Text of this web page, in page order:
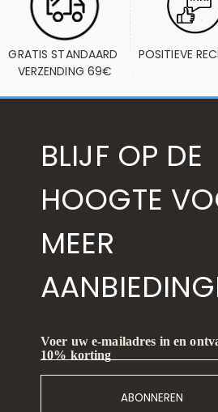
GRATIS STANDAARD
VERZENDING 69€
POSITIEVE
BLIJF OP DE
HOOGTE
MEER
Voer uw e-mailadres in en
10% korting
ABONNEREN